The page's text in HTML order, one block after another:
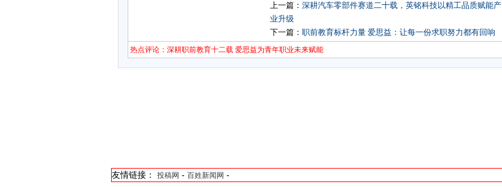
上一篇： 深耕汽车零部件赛道二十载，英铭科技以精工品质赋能产
业升级
下一篇： 职前教育标杆力量 爱思益：让每一份求职努力都有回响
热点评论：深耕职前教育十二载 爱思益为青年职业未来赋能
友情链接： 投稿网 - 百姓新闻网 -